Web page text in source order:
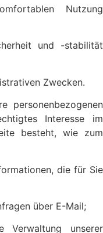
Nutzung
und -stabilität
Zwecken.
personenbezogenen
Interesse im
besteht, wie zum
die für Sie
über E-Mail;
unserer